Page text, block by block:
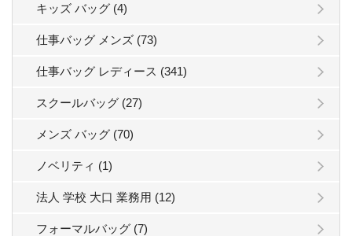
キッズ バッグ (4)
仕事バッグ メンズ (73)
仕事バッグ レディース (341)
スクールバッグ (27)
メンズ バッグ (70)
ノベリティ (1)
法人 学校 大口 業務用 (12)
フォーマルバッグ (7)